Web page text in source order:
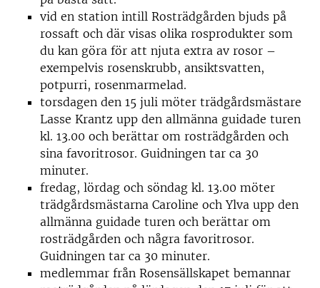
vid en station intill Rosträdgården bjuds på
rossaft och där visas olika rosprodukter som
du kan göra för att njuta extra av rosor –
exempelvis rosenskrubb, ansiktsvatten,
potpurri, rosenmarmelad.
torsdagen den 15 juli möter trädgårdsmästare
Lasse Krantz upp den allmänna guidade turen
kl. 13.00 och berättar om rosträdgården och
sina favoritrosor. Guidningen tar ca 30
minuter.
fredag, lördag och söndag kl. 13.00 möter
trädgårdsmästarna Caroline och Ylva upp den
allmänna guidade turen och berättar om
rosträdgården och några favoritrosor.
Guidningen tar ca 30 minuter.
medlemmar från Rosensällskapet bemannar